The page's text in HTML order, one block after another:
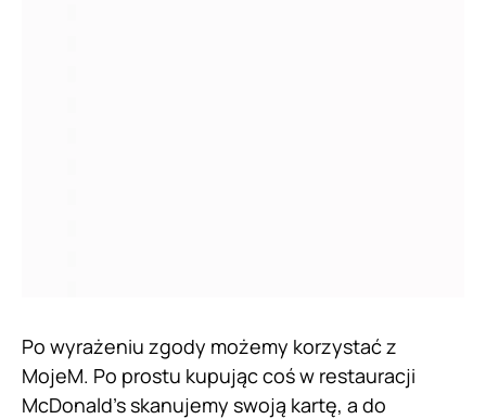
Po wyrażeniu zgody możemy korzystać z
MojeM. Po prostu kupując coś w restauracji
McDonald’s skanujemy swoją kartę, a do